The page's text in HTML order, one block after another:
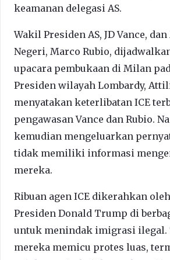
keamanan delegasi AS.
Wakil Presiden AS, JD Vance,
Negeri, Marco Rubio,
upacara pembukaan di Milan
Presiden wilayah Lombardy,
menyatakan keterlibatan ICE
pengawasan Vance dan Rubio.
kemudian mengeluarkan
tidak memiliki informasi
mereka.
Ribuan agen ICE dikerahkan
Presiden Donald Trump di
untuk menindak imigrasi ilegal.
mereka memicu protes luas,